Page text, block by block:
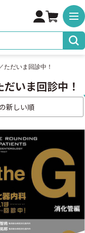
ただいま回診中！
いま回診中！
条件